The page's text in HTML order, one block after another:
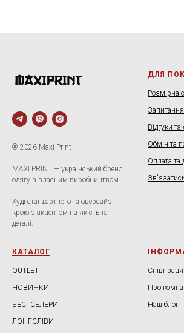
® 2026 Maxi Print
MAXI PRINT — український бренд
одягу з власним виробництвом.
Худі стандартного та оверсайз
крою з акцентом на якість та
деталі.
ДЛЯ
Розмірна
Відгуки
Обмін та
Оплата та
КАТАЛОГ
OUTLET
НОВИНКИ
БЕСТСЕЛЕРИ
ЛОНГСЛІВИ
Про
Наш блог